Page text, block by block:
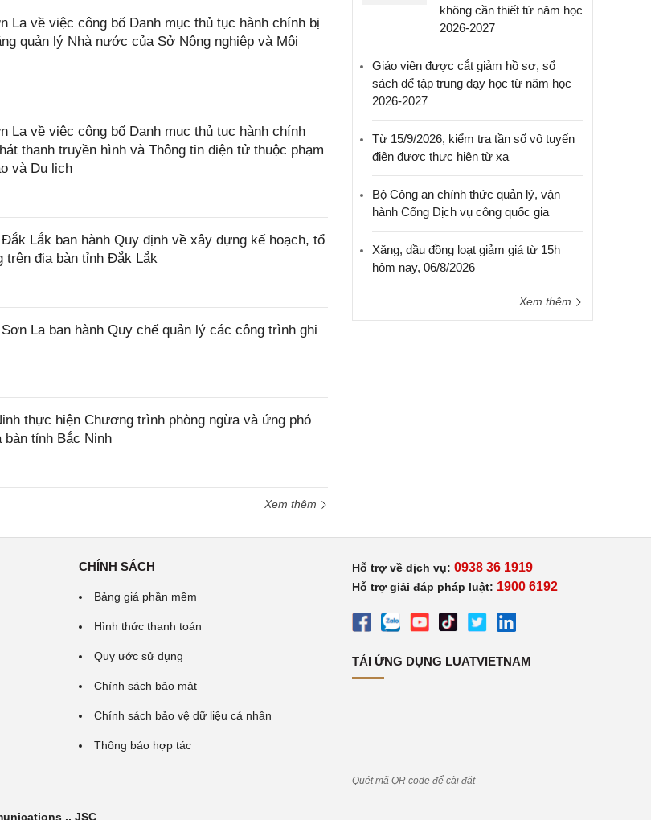
La về việc công bố Danh mục thủ tục hành chính bị
quản lý Nhà nước của Sở Nông nghiệp và Môi
La về việc công bố Danh mục thủ tục hành chính
thanh truyền hình và Thông tin điện tử thuộc phạm
và Du lịch
Lắk ban hành Quy định về xây dựng kế hoạch, tổ
trên địa bàn tỉnh Đắk Lắk
La ban hành Quy chế quản lý các công trình ghi
thực hiện Chương trình phòng ngừa và ứng phó
tỉnh Bắc Ninh
Xem thêm
không cần thiết từ năm học
2026-2027
Giáo viên được cắt giảm hồ sơ, sổ
sách để tập trung dạy học từ năm học
2026-2027
Từ 15/9/2026, kiểm tra tần số vô tuyến
điện được thực hiện từ xa
Bộ Công an chính thức quản lý, vận
hành Cổng Dịch vụ công quốc gia
Xăng, dầu đồng loạt giảm giá từ 15h
hôm nay, 06/8/2026
Xem thêm
CHÍNH SÁCH
Bảng giá phần mềm
Hình thức thanh toán
Quy ước sử dụng
Chính sách bảo mật
Chính sách bảo vệ dữ liệu cá nhân
Thông báo hợp tác
., JSC
Hỗ trợ về dịch vụ: 0938 36 1919
Hỗ trợ giải đáp pháp luật: 1900 6192
TẢI ỨNG DỤNG LUATVIETNAM
Quét mã QR code để cài đặt